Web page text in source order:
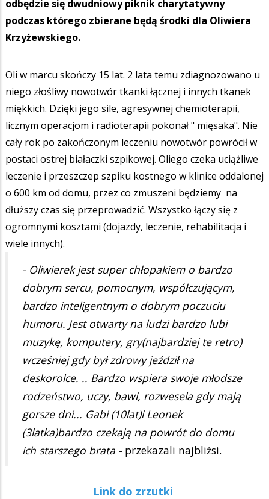
odbędzie się dwudniowy piknik charytatywny
podczas którego zbierane będą środki dla Oliwiera
Krzyżewskiego.
Oli w marcu skończy 15 lat. 2 lata temu zdiagnozowano u
niego złośliwy nowotwór tkanki łącznej i innych tkanek
miękkich. Dzięki jego sile, agresywnej chemioterapii,
licznym operacjom i radioterapii pokonał " mięsaka". Nie
cały rok po zakończonym leczeniu nowotwór powrócił w
postaci ostrej białaczki szpikowej. Oliego czeka uciążliwe
leczenie i przeszczep szpiku kostnego w klinice oddalonej
o 600 km od domu, przez co zmuszeni będziemy na
dłuższy czas się przeprowadzić. Wszystko łączy się z
ogromnymi kosztami (dojazdy, leczenie, rehabilitacja i
wiele innych).
- Oliwierek jest super chłopakiem o bardzo
dobrym sercu, pomocnym, współczującym,
bardzo inteligentnym o dobrym poczuciu
humoru. Jest otwarty na ludzi bardzo lubi
muzykę, komputery, gry(najbardziej te retro)
wcześniej gdy był zdrowy jeździł na
deskorolce. .. Bardzo wspiera swoje młodsze
rodzeństwo, uczy, bawi, rozwesela gdy mają
gorsze dni... Gabi (10lat)i Leonek
(3latka)bardzo czekają na powrót do domu
ich starszego brata - przekazali najbliżsi.
Link do zrzutki